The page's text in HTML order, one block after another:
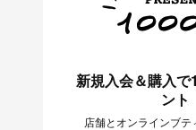
新規入会＆購入
ント
店舗とオンラインブテ